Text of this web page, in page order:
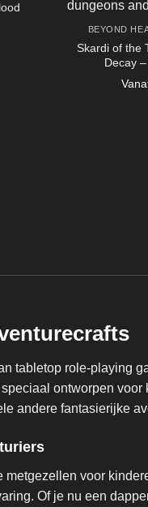
BEYOND
Skardi of the
Decay
tabletop role-playing
ontworpen
andere fantasierijke
voor
Of je nu een